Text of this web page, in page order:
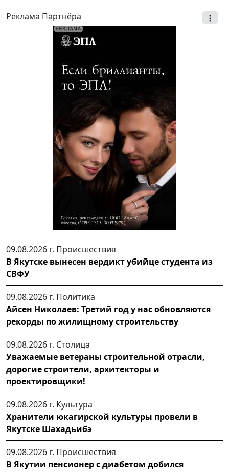
Реклама Партнёра
09.08.2026 г. Происшествия
В Якутске вынесен вердикт убийце студента из
СВФУ
09.08.2026 г. Политика
Айсен Николаев: Третий год у нас обновляются
рекорды по жилищному строительству
09.08.2026 г. Столица
Уважаемые ветераны строительной отрасли,
дорогие строители, архитекторы и
проектировщики!
09.08.2026 г. Культура
Хранители юкагирской культуры провели в
Якутске Шахадьибэ
09.08.2026 г. Происшествия
В Якутии пенсионер с диабетом добился